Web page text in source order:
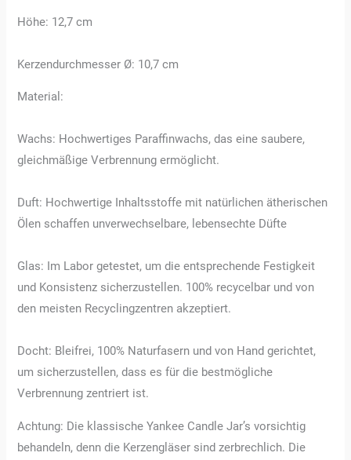
Höhe: 12,7 cm
Kerzendurchmesser Ø: 10,7 cm
Material:
Wachs: Hochwertiges Paraffinwachs, das eine saubere,
gleichmäßige Verbrennung ermöglicht.
Duft: Hochwertige Inhaltsstoffe mit natürlichen ätherischen
Ölen schaffen unverwechselbare, lebensechte Düfte
Glas: Im Labor getestet, um die entsprechende Festigkeit
und Konsistenz sicherzustellen. 100% recycelbar und von
den meisten Recyclingzentren akzeptiert.
Docht: Bleifrei, 100% Naturfasern und von Hand gerichtet,
um sicherzustellen, dass es für die bestmögliche
Verbrennung zentriert ist.
Achtung: Die klassische Yankee Candle Jar’s vorsichtig
behandeln, denn die Kerzengläser sind zerbrechlich. Die